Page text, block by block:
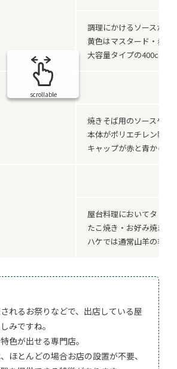
調理にかけるソースが区
黄色はマスタード・赤色
大容量タイプの400cc。
焼きそば用のソースや醤
本体がポリエチレン製で
キャップが赤と青から選
屋台料理においてタレを
たこ焼き・お好み焼きな
ハケでは通常山羊の毛を
scrollable
れるお祭りなどで、出店している屋
みですね。
色が出せる専門店。
ほとんどの場合お店の設置が不要、